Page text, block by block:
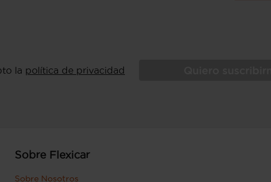
la política de privacidad
Sobre Flexicar
Sobre Nosotros